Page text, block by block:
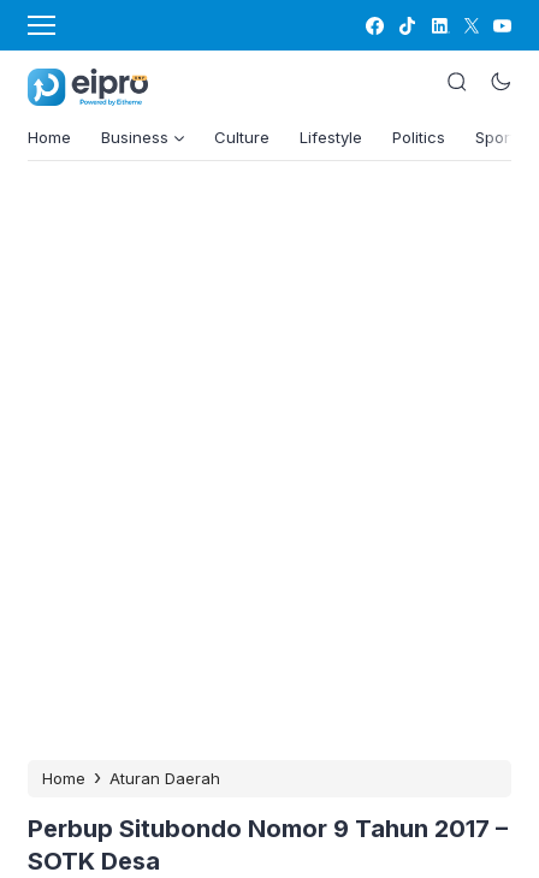
Home Business Culture Lifestyle Politics Sports
Home › Aturan Daerah
Perbup Situbondo Nomor 9 Tahun 2017 –
SOTK Desa